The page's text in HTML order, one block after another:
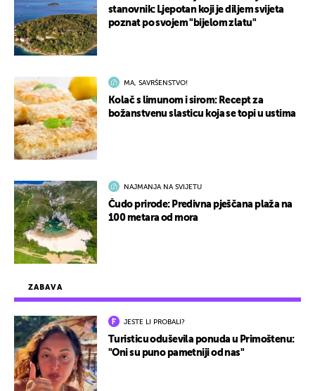
ZABAVA
JESTE LI PROBALI?
Turisticu oduševila ponuda u Primoštenu:
"Oni su puno pametniji od nas"
stanovnik: Ljepotan koji je diljem svijeta
poznat po svojem "bijelom zlatu"
MA, SAVRŠENSTVO!
Kolač s limunom i sirom: Recept za
božanstvenu slasticu koja se topi u ustima
NAJMANJA NA SVIJETU
Čudo prirode: Predivna pješčana plaža na
100 metara od mora